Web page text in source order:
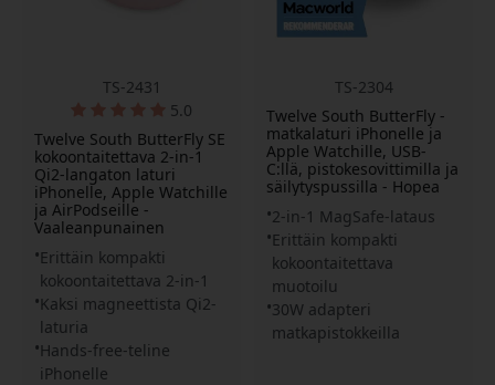
TS-2431
5.0
Twelve South ButterFly SE
kokoontaitettava 2-in-1
Qi2-langaton laturi
iPhonelle, Apple Watchille
ja AirPodseille -
Vaaleanpunainen
Erittäin kompakti
kokoontaitettava 2-in-1
Kaksi magneettista Qi2-
laturia
Hands-free-teline
iPhonelle
TS-2304
Twelve South ButterFly -
matkalaturi iPhonelle ja
Apple Watchille, USB-
C:llä, pistokesovittimilla ja
säilytyspussilla - Hopea
2-in-1 MagSafe-lataus
Erittäin kompakti
kokoontaitettava
muotoilu
30W adapteri
matkapistokkeilla